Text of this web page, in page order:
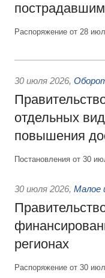
Распоряжение от 28
30 июля 2026,
отдельных
повышения
Постановления от 30
30 июля 2026, Малое
регионах
Распоряжение от 30